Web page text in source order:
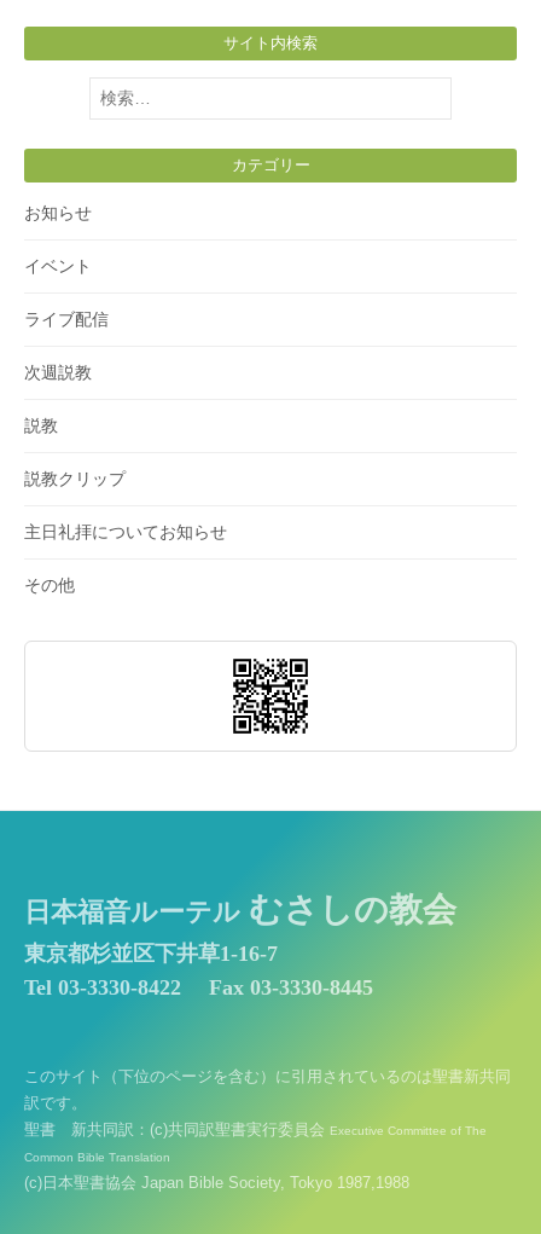
サイト内検索
検
索:
カテゴリー
お知らせ
イベント
ライブ配信
次週説教
説教
説教クリップ
主日礼拝についてお知らせ
その他
日本福音ルーテル むさしの教会
東京都杉並区下井草1-16-7
Tel 03-3330-8422
Fax 03-3330-8445
このサイト（下位のページを含む）に引用されているのは聖書新共同
訳です。
聖書 新共同訳：(c)共同訳聖書実行委員会 Executive Committee of The
Common Bible Translation
(c)日本聖書協会 Japan Bible Society, Tokyo 1987,1988